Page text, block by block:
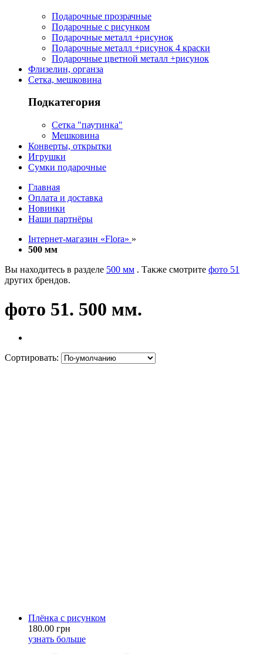
Подарочные прозрачные
Подарочные с рисунком
Подарочные металл +рисунок
Подарочные металл +рисунок 4 краски
Подарочные цветной металл +рисунок
Флизелин, органза
Сетка, мешковина
Подкатегория
Сетка "паутинка"
Мешковина
Конверты, открытки
Игрушки
Сумки подарочные
Главная
Оплата и доставка
Новинки
Наши партнёры
Інтернет-магазин «Flora» »
500 мм
Вы находитесь в разделе 500 мм . Также смотрите фото 51
других брендов.
фото 51. 500 мм.
Сортировать:
Плёнка с рисунком
180.00 грн
узнать больше